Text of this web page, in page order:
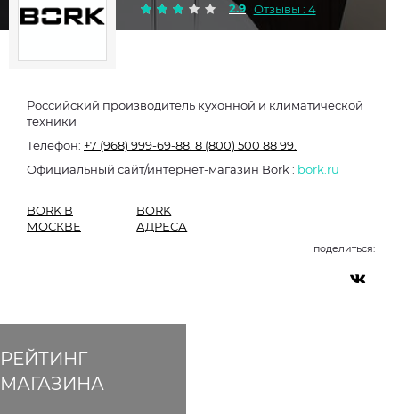
2.9 Отзывы : 4
РЕЙТИНГ
МАГАЗИНА
Российский производитель кухонной и климатической
техники
Телефон: +7 (968) 999-69-88. 8 (800) 500 88 99.
Официальный сайт/интернет-магазин Bork : bork.ru
BORK В
МОСКВЕ
BORK
АДРЕСА
поделиться: